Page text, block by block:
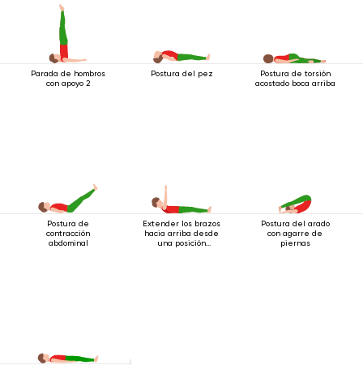
Parada de hombros
con apoyo 2
Postura del pez
Postura de torsión
acostado boca arriba
Postura de
contracción
abdominal
Extender los brazos
hacia arriba desde
una posición
Postura del arado
con agarre de
piernas